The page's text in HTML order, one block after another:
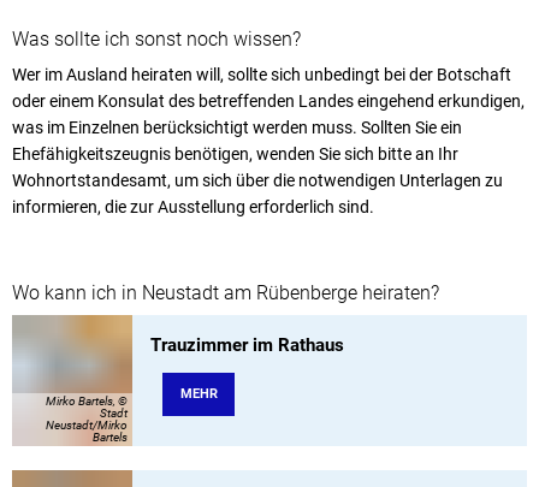
Was sollte ich sonst noch wissen?
Wer im Ausland heiraten will, sollte sich unbedingt bei der Botschaft
oder einem Konsulat des betreffenden Landes eingehend erkundigen,
was im Einzelnen berücksichtigt werden muss. Sollten Sie ein
Ehefähigkeitszeugnis benötigen, wenden Sie sich bitte an Ihr
Wohnortstandesamt, um sich über die notwendigen Unterlagen zu
informieren, die zur Ausstellung erforderlich sind.
Wo kann ich in Neustadt am Rübenberge heiraten?
Mirko Bartels, ©
Stadt
Neustadt/Mirko
Bartels
Trauzimmer im Rathaus
MEHR